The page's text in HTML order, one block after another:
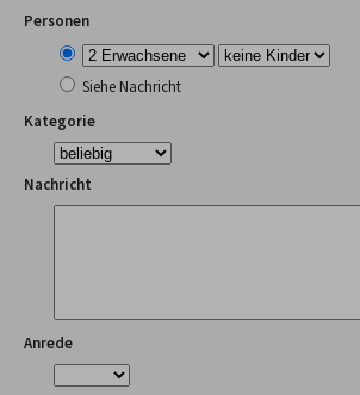
Personen
Siehe Nachricht
Kategorie
Nachricht
Anrede